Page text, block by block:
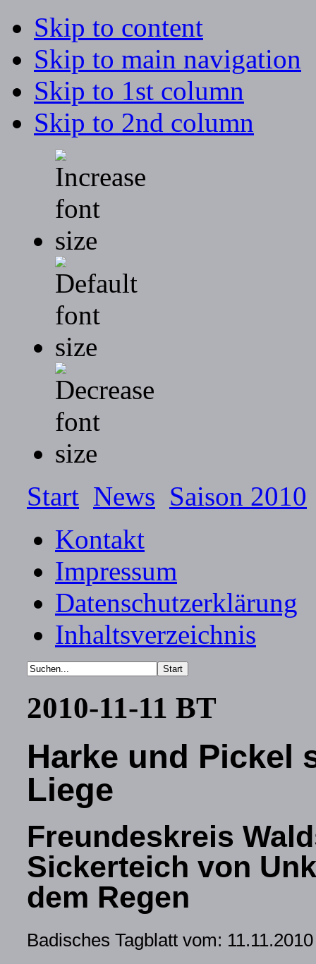
Skip to content
Skip to main navigation
Skip to 1st column
Skip to 2nd column
Start News Saison 2010
Kontakt
Impressum
Datenschutzerklärung
Inhaltsverzeichnis
2010-11-11 BT
Harke und Pickel
Liege
Freundeskreis
Sickerteich von
dem Regen
Badisches Tagblatt vom: